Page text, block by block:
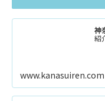
神
紹
www.kanasuiren.com